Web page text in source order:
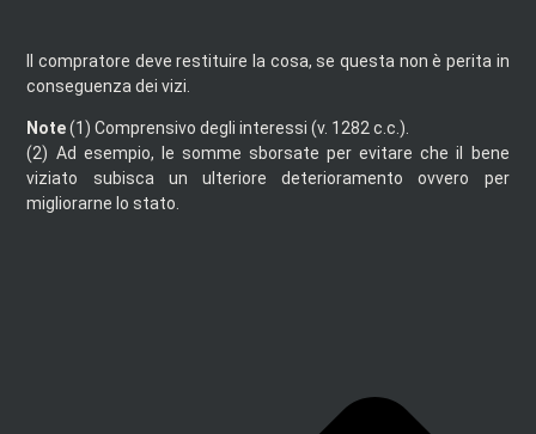
Il compratore deve restituire la cosa, se questa non è perita in
conseguenza dei vizi.
Note (1) Comprensivo degli interessi (v. 1282 c.c.).
(2) Ad esempio, le somme sborsate per evitare che il bene
viziato subisca un ulteriore deterioramento ovvero per
migliorarne lo stato.